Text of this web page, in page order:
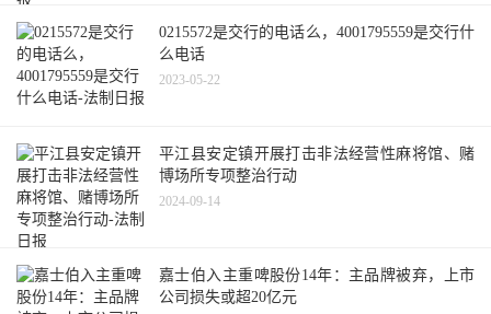
0215572是交行的电话么，4001795559是交行什
么电话
2023-05-22
平江县安定镇开展打击非法经营性麻将馆、赌
博场所专项整治行动
2024-09-14
嘉士伯入主重啤股份14年：主品牌被弃，上市
公司损失或超20亿元